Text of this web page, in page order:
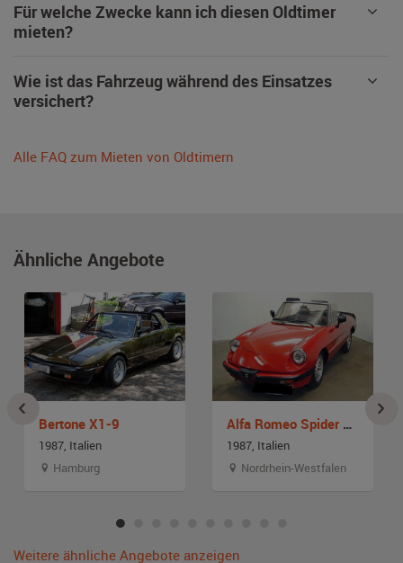
Für welche Zwecke kann ich diesen Oldtimer
mieten?
Wie ist das Fahrzeug während des Einsatzes
versichert?
Alle FAQ zum Mieten von Oldtimern
Ähnliche Angebote
Bertone X1-9
1987, Italien
Hamburg
Alfa Romeo Spider 2.0 Aerodinamica
1987, Italien
Nordrhein-Westfalen
Weitere ähnliche Angebote anzeigen